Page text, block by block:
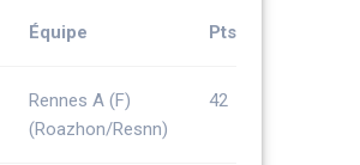
Équipe Pts
Rennes A (F)
(Roazhon/Resnn)
42